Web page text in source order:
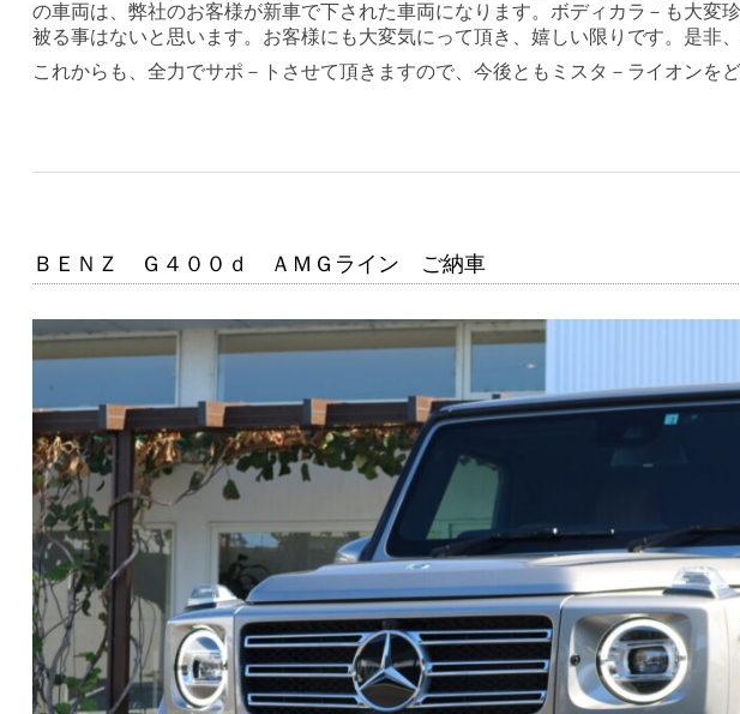
の車両は、弊社のお客様が新車で下された車両になります。ボディカラ－も大変
被る事はないと思います。お客様にも大変気にって頂き、嬉しい限りです。是非
これからも、全力でサポ－トさせて頂きますので、今後ともミスタ－ライオンを
ＢＥＮＺ Ｇ４００ｄ ＡＭＧライン ご納車